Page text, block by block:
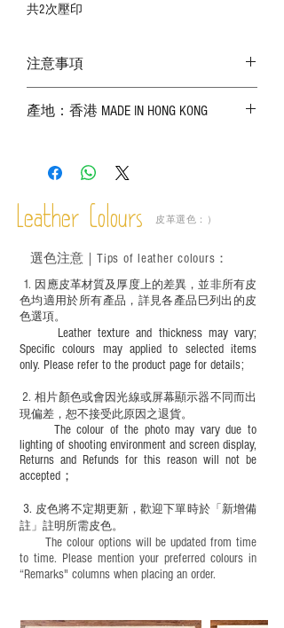
共2次壓印
注意事項
實物為準；
－ 植鞣皮革容易受環境、使用程度等產生
成後定期在皮面塗上皮革專用清潔劑及貂
鼠油等；
適合六歲以下兒童使用；六至十二歲兒童
必須由成年人陪同下使用並應小心處理。
產地：香港 MADE IN HONG KONG
Leather Colours 皮革選色：）
1. ​ 因應皮革材質及厚度上的差異，並非所有皮
色均適用於所有產品，詳見各產品巳列出的皮
色選項。
Leather texture and thickness may vary;
Specific colours may applied to selected items
only. Please refer to the product page for details;
​2.相片顏色或會因光線或屏幕顯示器不同而出
現偏差，恕不接受此原因之退貨。
The colour of the photo may vary due to
lighting of shooting environment and screen display,
Returns and Refunds for this reason will not be
accepted；
3. 皮色將不定期更新，歡迎下單時於「新增備
註」註明 所需皮色。
The colour options will be updated from time
to time. Please mention your preferred colours in
“Remarks" columns when placing an order.
選色注意｜ Tips of leather colours ：